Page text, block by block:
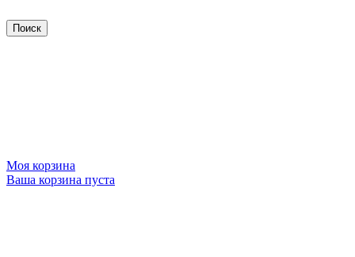
Моя корзина
Ваша корзина пуста